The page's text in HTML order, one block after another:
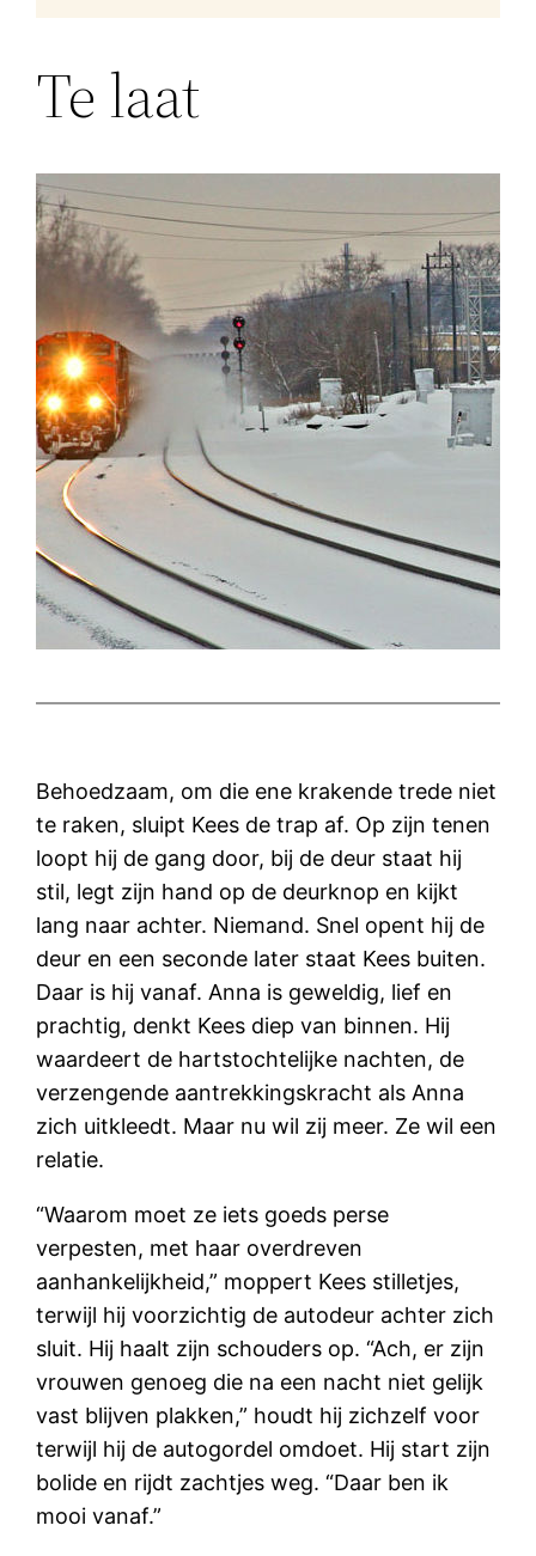
Te laat
Behoedzaam, om die ene krakende trede niet
te raken, sluipt Kees de trap af. Op zijn tenen
loopt hij de gang door, bij de deur staat hij
stil, legt zijn hand op de deurknop en kijkt
lang naar achter. Niemand. Snel opent hij de
deur en een seconde later staat Kees buiten.
Daar is hij vanaf. Anna is geweldig, lief en
prachtig, denkt Kees diep van binnen. Hij
waardeert de hartstochtelijke nachten, de
verzengende aantrekkingskracht als Anna
zich uitkleedt. Maar nu wil zij meer. Ze wil een
relatie.
“Waarom moet ze iets goeds perse
verpesten, met haar overdreven
aanhankelijkheid,” moppert Kees stilletjes,
terwijl hij voorzichtig de autodeur achter zich
sluit. Hij haalt zijn schouders op. “Ach, er zijn
vrouwen genoeg die na een nacht niet gelijk
vast blijven plakken,” houdt hij zichzelf voor
terwijl hij de autogordel omdoet. Hij start zijn
bolide en rijdt zachtjes weg. “Daar ben ik
mooi vanaf.”